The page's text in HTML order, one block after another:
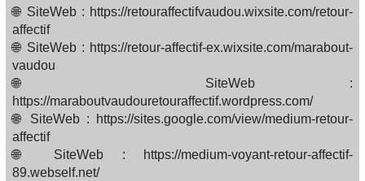
🌐 SiteWeb : https://retouraffectifvaudou.wixsite.com/retour-
affectif
🌐 SiteWeb : https://retour-affectif-ex.wixsite.com/marabout-
vaudou
🌐 SiteWeb :
https://maraboutvaudouretouraffectif.wordpress.com/
🌐 SiteWeb : https://sites.google.com/view/medium-retour-
affectif
🌐 SiteWeb : https://medium-voyant-retour-affectif-
89.webself.net/